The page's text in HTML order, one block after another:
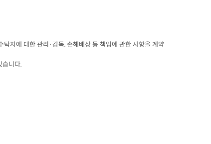
자에 대한 관리·감독, 손해배상 등 책임에 관한 사항을 계약
하고 있습니다.